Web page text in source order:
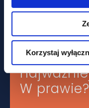
Korzystaj
Obawiasz
że ominą
W prawie?